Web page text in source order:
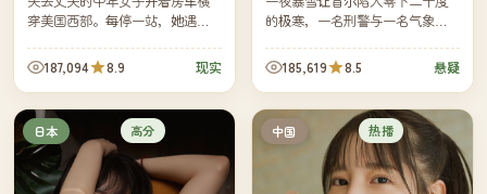
穿美国西部。每停一站，她遇见
彼此并不依靠，只在临走前互相
轻轻挥手。
187,094 8.9 现实
的极寒，一名刑警与一名气象学
下层，他们必须在天亮前找出一
具早已不该出现的尸体的真相。
185,619 8.5 悬疑
日本 高分 中国 热播